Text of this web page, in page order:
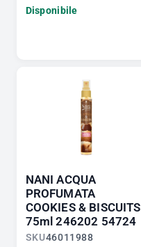
Disponibile
NANI ACQUA
PROFUMATA
COOKIES & BISCUITS
75ml 246202 54724
SKU46011988